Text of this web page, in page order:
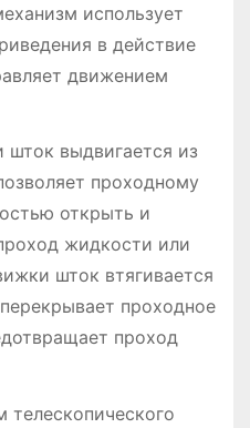
использует
в действие
движением
выдвигается из
проходному
открыть и
жидкости или
шток втягивается
проходное
проход